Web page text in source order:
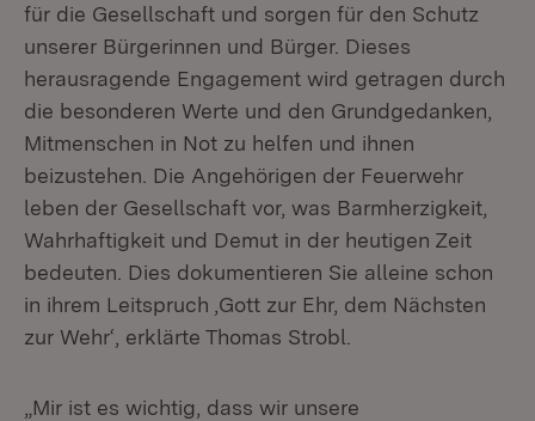
für die Gesellschaft und sorgen für den Schutz
unserer Bürgerinnen und Bürger. Dieses
herausragende Engagement wird getragen durch
die besonderen Werte und den Grundgedanken,
Mitmenschen in Not zu helfen und ihnen
beizustehen. Die Angehörigen der Feuerwehr
leben der Gesellschaft vor, was Barmherzigkeit,
Wahrhaftigkeit und Demut in der heutigen Zeit
bedeuten. Dies dokumentieren Sie alleine schon
in ihrem Leitspruch ‚Gott zur Ehr, dem Nächsten
zur Wehr‘, erklärte Thomas Strobl.
„Mir ist es wichtig, dass wir unsere